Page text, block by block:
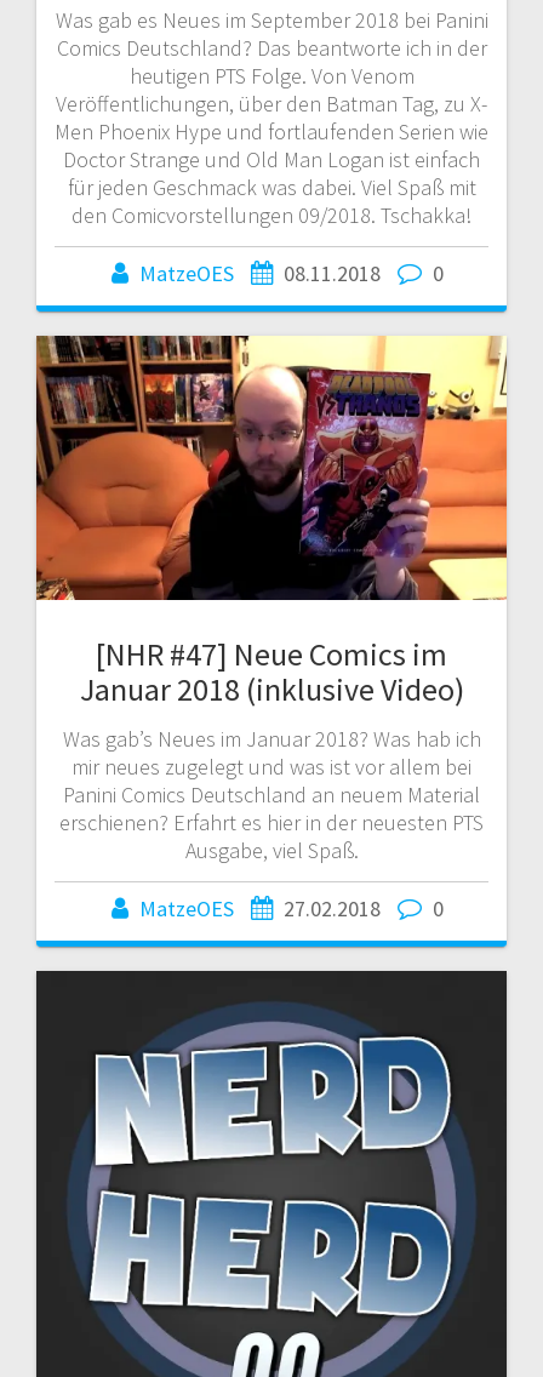
Was gab es Neues im September 2018 bei Panini
Comics Deutschland? Das beantworte ich in der
heutigen PTS Folge. Von Venom
Veröffentlichungen, über den Batman Tag, zu X-
Men Phoenix Hype und fortlaufenden Serien wie
Doctor Strange und Old Man Logan ist einfach
für jeden Geschmack was dabei. Viel Spaß mit
den Comicvorstellungen 09/2018. Tschakka!
MatzeOES 08.11.2018 0
[NHR #47] Neue Comics im
Januar 2018 (inklusive Video)
Was gab’s Neues im Januar 2018? Was hab ich
mir neues zugelegt und was ist vor allem bei
Panini Comics Deutschland an neuem Material
erschienen? Erfahrt es hier in der neuesten PTS
Ausgabe, viel Spaß.
MatzeOES 27.02.2018 0